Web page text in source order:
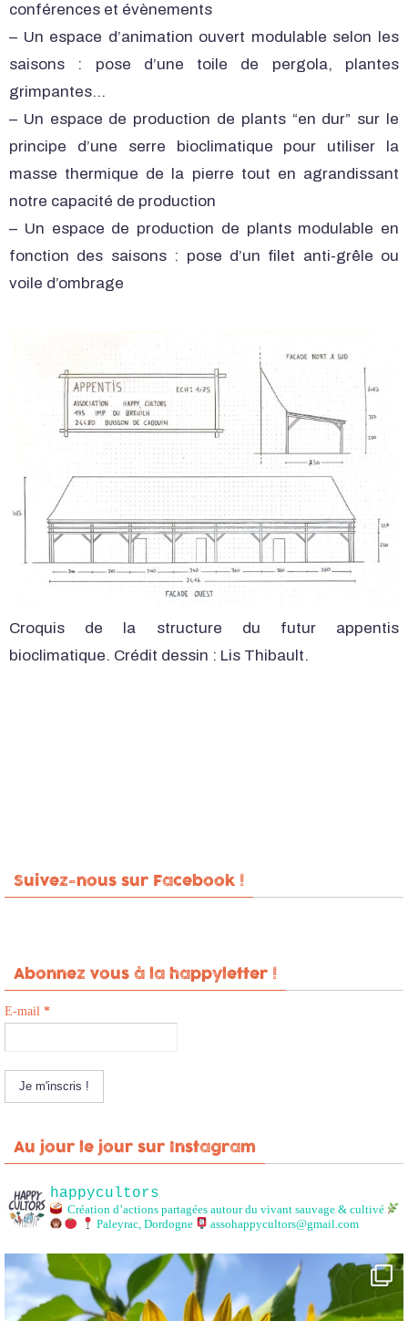
conférences et évènements
– Un espace d’animation ouvert modulable selon les
saisons : pose d’une toile de pergola, plantes
grimpantes…
– Un espace de production de plants “en dur” sur le
principe d’une serre bioclimatique pour utiliser la
masse thermique de la pierre tout en agrandissant
notre capacité de production
– Un espace de production de plants modulable en
fonction des saisons : pose d’un filet anti-grêle ou
voile d’ombrage
Croquis de la structure du futur appentis
bioclimatique. Crédit dessin : Lis Thibault.
Suivez-nous sur Facebook !
Abonnez vous à la happyletter !
E-mail *
Au jour le jour sur Instagram
happycultors
Création d’actions partagées autour du vivant sauvage & cultivé
Paleyrac, Dordogne
assohappycultors@gmail.com